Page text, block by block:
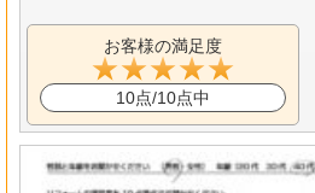
お客様の満足度
10点/10点中